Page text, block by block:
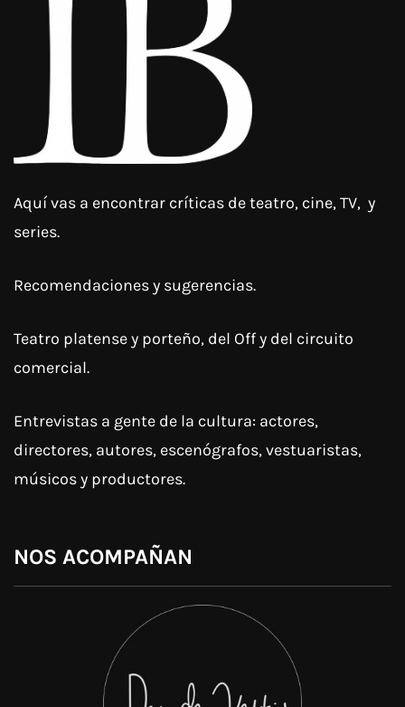
Aquí vas a encontrar críticas de teatro, cine, TV, y
series.
Recomendaciones y sugerencias.
Teatro platense y porteño, del Off y del circuito
comercial.
Entrevistas a gente de la cultura: actores,
directores, autores, escenógrafos, vestuaristas,
músicos y productores.
NOS ACOMPAÑAN